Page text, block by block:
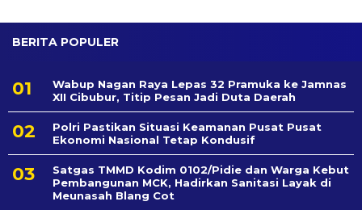
BERITA POPULER
Wabup Nagan Raya Lepas 32 Pramuka ke Jamnas
XII Cibubur, Titip Pesan Jadi Duta Daerah
Polri Pastikan Situasi Keamanan Pusat Pusat
Ekonomi Nasional Tetap Kondusif
Satgas TMMD Kodim 0102/Pidie dan Warga Kebut
Pembangunan MCK, Hadirkan Sanitasi Layak di
Meunasah Blang Cot